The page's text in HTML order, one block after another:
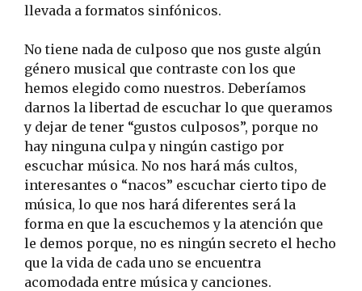
llevada a formatos sinfónicos.
No tiene nada de culposo que nos guste algún
género musical que contraste con los que
hemos elegido como nuestros. Deberíamos
darnos la libertad de escuchar lo que queramos
y dejar de tener “gustos culposos”, porque no
hay ninguna culpa y ningún castigo por
escuchar música. No nos hará más cultos,
interesantes o “nacos” escuchar cierto tipo de
música, lo que nos hará diferentes será la
forma en que la escuchemos y la atención que
le demos porque, no es ningún secreto el hecho
que la vida de cada uno se encuentra
acomodada entre música y canciones.